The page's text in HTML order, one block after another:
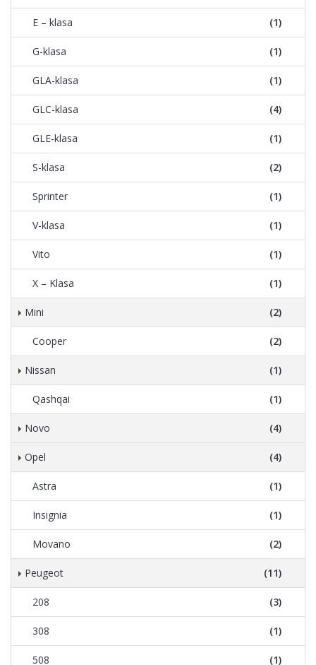
E – klasa (1)
G-klasa (1)
GLA-klasa (1)
GLC-klasa (4)
GLE-klasa (1)
S-klasa (2)
Sprinter (1)
V-klasa (1)
Vito (1)
X – Klasa (1)
Mini (2)
Cooper (2)
Nissan (1)
Qashqai (1)
Novo (4)
Opel (4)
Astra (1)
Insignia (1)
Movano (2)
Peugeot (11)
208 (3)
308 (1)
508 (1)